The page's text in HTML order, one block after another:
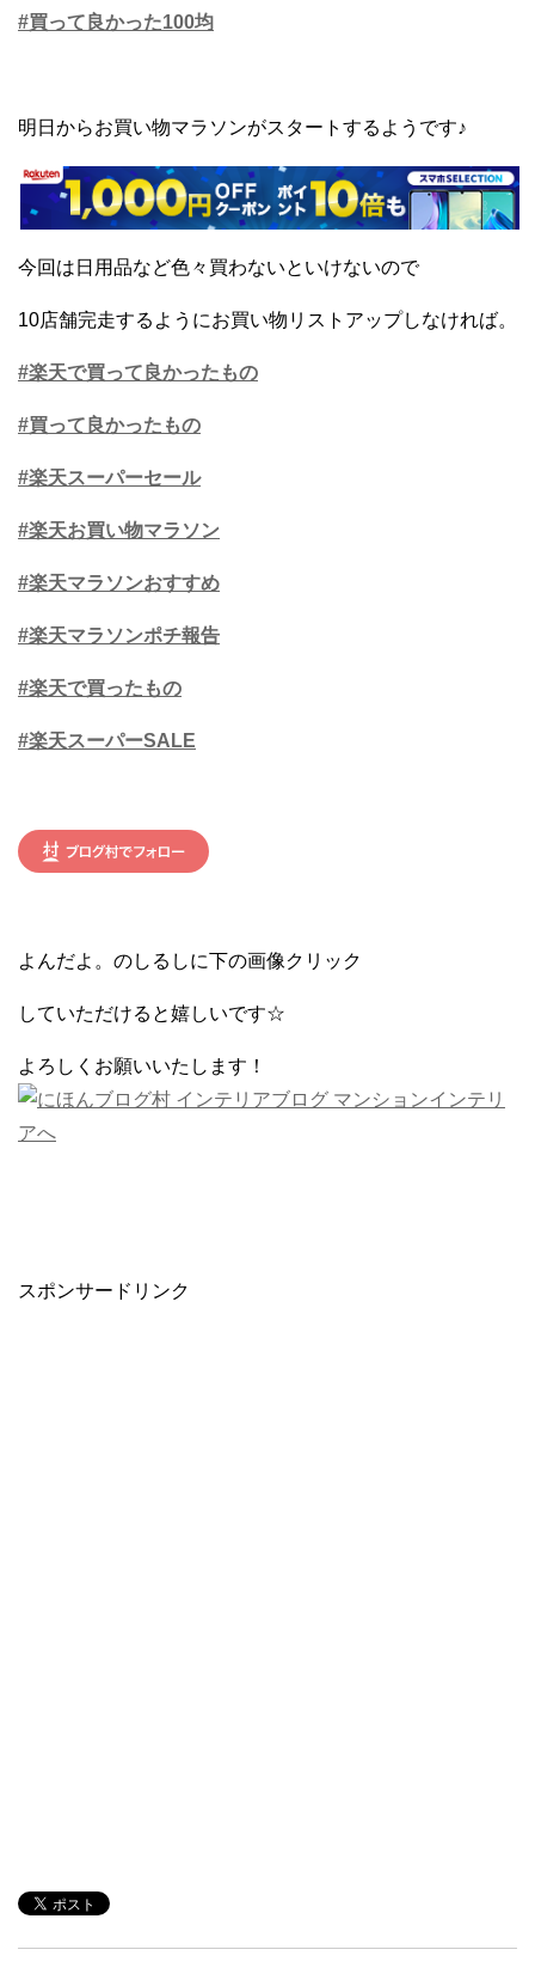
#買って良かった100均
明日からお買い物マラソンがスタートするようです♪
今回は日用品など色々買わないといけないので
10店舗完走するようにお買い物リストアップしなければ。
#楽天で買って良かったもの
#買って良かったもの
#楽天スーパーセール
#楽天お買い物マラソン
#楽天マラソンおすすめ
#楽天マラソンポチ報告
#楽天で買ったもの
#楽天スーパーSALE
よんだよ。のしるしに下の画像クリック
していただけると嬉しいです☆
よろしくお願いいたします！
スポンサードリンク